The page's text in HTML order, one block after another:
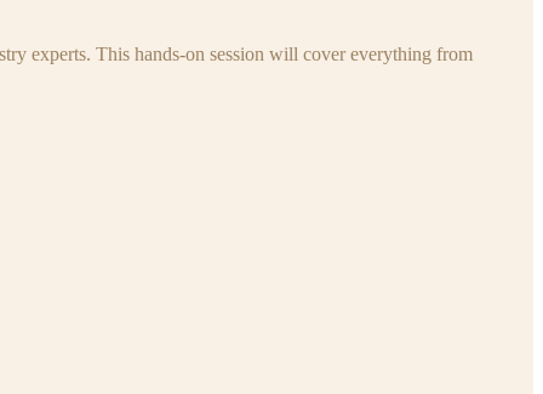
experts. This hands-on session will cover everything from